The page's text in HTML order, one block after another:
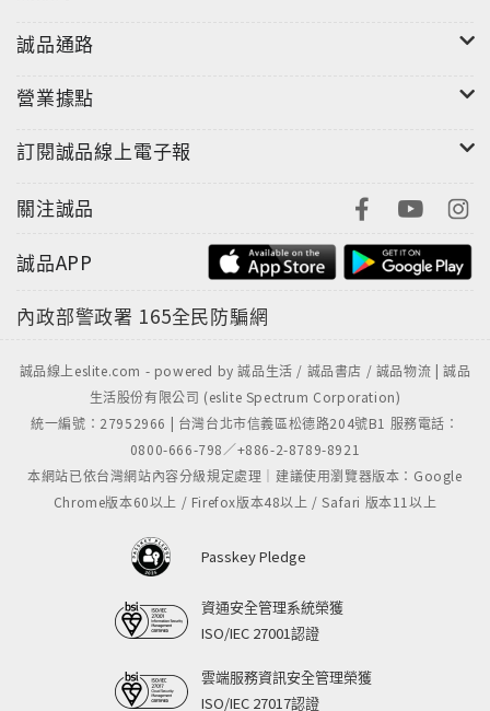
這種事情想來也不是頭一回了，樂正沒有誠惶誠恐地推
脫，只謝了一聲便將其收入懷中。夏侯禮想起樂正方才
小時候膽小怯弱，朕也不甚喜歡，便將他送至魏國，本
算可圈可點，朕心裡便有些悔意，早知如此，當年就不
婢看來，五殿下反倒應該感謝陛下才是，若非有在魏國
尋常無奇的紈絝子弟，陛下又何必惋惜？」夏侯禮忍不
套的！那你說說，他現在面上對朕恭敬，心裡會不會怨
樂正跟隨夏侯禮多年，如何不明白這位陛下的性情？他
胸襟固然開闊，不同於尋常帝王，可同樣也有帝王的多
疑毛病，指不定哪句話答得不好，對方就會起殺心，偏
偏皇帝城府甚深，有時候一樁事情他當面不說，事後也
不說，卻會忽然某一天在你猝不及防的時候提起來發
看，應該是不會的，若五殿下心懷怨懟，反倒辜負了陛
下對他的期望，也辜負了自己一片大好格局。真正聰明
的人，看的不是腳下眼前，五殿下若真正聰明，便會明
白這個道理。」夏侯禮道：「樂正啊，朕發現你幫人說
完全天衣無縫啊！」樂正噗嗤一笑：「若真是天衣無
誠品通路
營業據點
訂閱誠品線上電子報
關注誠品
誠品APP
內政部警政署 165全民防騙網
誠品線上eslite.com - powered by 誠品生活 / 誠品書店 / 誠品物流 | 誠品
生活股份有限公司 (eslite Spectrum Corporation)
統一編號：27952966 | 台灣台北市信義區松德路204號B1 服務電話：
0800-666-798／+886-2-8789-8921
本網站已依台灣網站內容分級規定處理｜建議使用瀏覽器版本：Google
Chrome版本60以上 / Firefox版本48以上 / Safari 版本11以上
Passkey Pledge
資通安全管理系統榮獲
ISO/IEC 27001認證
雲端服務資訊安全管理榮獲
ISO/IEC 27017認證